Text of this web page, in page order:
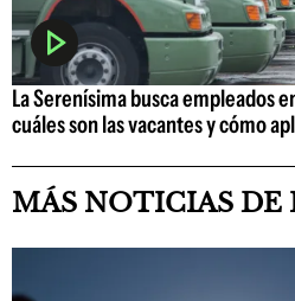
La Serenísima busca empleados
cuáles son las vacantes y cómo
MÁS NOTICIAS DE